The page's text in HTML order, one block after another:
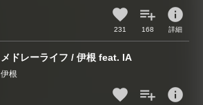
231 168
info
詳細
メドレーライフ / 伊根 feat. IA
伊根
info